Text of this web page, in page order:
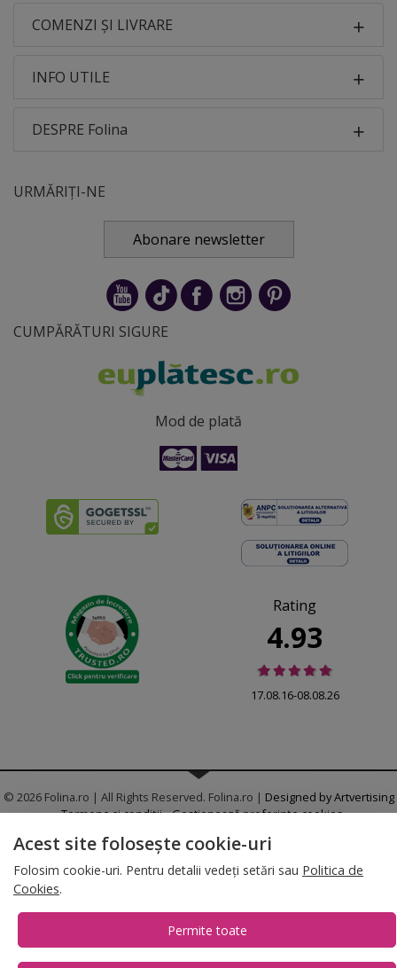
COMENZI ȘI LIVRARE
INFO UTILE
DESPRE Folina
URMĂRIȚI-NE
Abonare newsletter
CUMPĂRĂTURI SIGURE
Mod de plată
Rating
4.93
17.08.16-08.08.26
© 2026 Folina.ro | All Rights Reserved. Folina.ro | Designed by Artvertising
•Termene și condiții•Gestionează preferințe cookies
T:+4 0754.069.667
Acest site folosește cookie-uri
Folosim cookie-uri. Pentru detalii vedeți setări sau Politica de
Cookies.
Permite toate